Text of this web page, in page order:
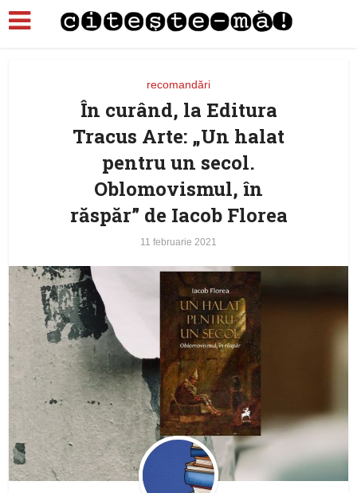
recomandări
În curând, la Editura
Tracus Arte: „Un halat
pentru un secol.
Oblomovismul, în
răspăr” de Iacob Florea
11 februarie 2021